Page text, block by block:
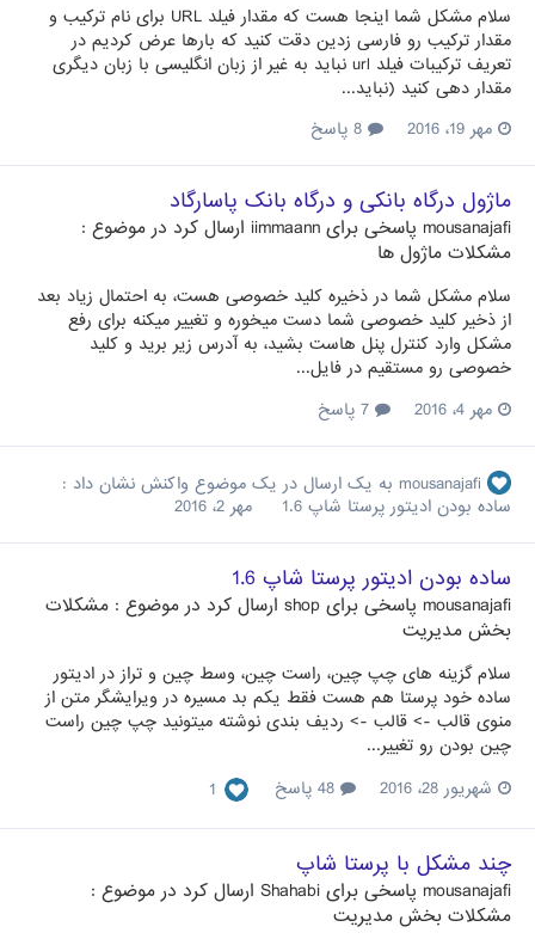
سلام مشکل شما اینجا هست که مقدار فیلد URL برای نام ترکیب و
مقدار ترکیب رو فارسی زدین دقت کنید که بارها عرض کردیم در
تعریف ترکیبات فیلد url نباید به غیر از زبان انگلیسی با زبان دیگری
مقدار دهی کنید (نباید...
مهر 19، 2016
ماژول درگاه بانکی و درگاه بانک پاسارگاد
mousanajafi پاسخی برای iimmaann ارسال کرد در موضوع :
مشکلات ماژول ها
سلام مشکل شما در ذخیره کلید خصوصی هست، به احتمال زیاد بعد
از ذخیر کلید خصوصی شما دست میخوره و تغییر میکنه برای رفع
مشکل وارد کنترل پنل هاست بشید، به آدرس زیر برید و کلید
خصوصی رو مستقیم در فایل...
مهر 4، 2016
mousanajafi به یک ارسال در یک موضوع واکنش نشان داد :
ساده بودن ادیتور پرستا شاپ 1.6
مهر 2، 2016
ساده بودن ادیتور پرستا شاپ 1.6
mousanajafi پاسخی برای shop ارسال کرد در موضوع : مشکلات
بخش مدیریت
سلام گزینه های چپ چین، راست چین، وسط چین و تراز در ادیتور
ساده خود پرستا هم هست فقط یکم بد مسیره در ویرایشگر متن از
منوی قالب -> قالب -> ردیف بندی نوشته میتونید چپ چین راست
چین بودن رو تغییر...
شهریور 28، 2016
1
چند مشکل با پرستا شاپ
mousanajafi پاسخی برای Shahabi ارسال کرد در موضوع :
مشکلات بخش مدیریت